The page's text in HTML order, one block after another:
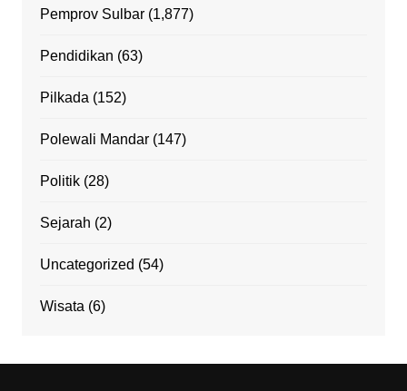
Pemprov Sulbar(1,877)
Pendidikan (63)
Pilkada (152)
Polewali Mandar(147)
Politik(28)
Sejarah (2)
Uncategorized (54)
Wisata (6)